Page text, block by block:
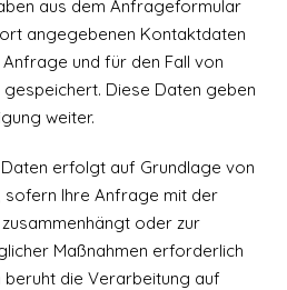
aus dem Anfrageformular
angegebenen Kontaktdaten
und für den Fall von
Diese Daten geben
weiter.
erfolgt auf Grundlage von
sofern Ihre Anfrage mit der
oder zur
Maßnahmen erforderlich
beruht die Verarbeitung auf